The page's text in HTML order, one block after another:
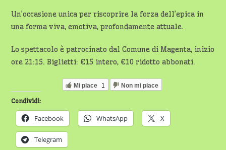
Un’occasione unica per riscoprire la forza dell’epica in
una forma viva, emotiva, profondamente attuale.
Lo spettacolo è patrocinato dal Comune di Magenta, inizio
ore 21:15. Biglietti: €15 intero, €10 ridotto abbonati.
Mi piace 1 Non mi piace
Condividi:
Facebook WhatsApp X
Telegram